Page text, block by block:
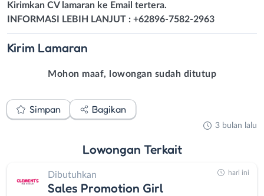
Kirimkan CV lamaran ke Email tertera.
INFORMASI LEBIH LANJUT : +62896-7582-2963
Kirim Lamaran
Mohon maaf, lowongan sudah ditutup
Simpan Bagikan
3 bulan lalu
Lowongan Terkait
Dibutuhkan
Sales Promotion Girl
hari ini